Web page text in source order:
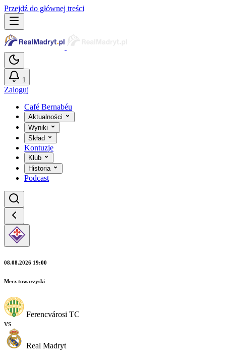
Przejdź do głównej treści
1
Zaloguj
Café Bernabéu
Aktualności
Wyniki
Skład
Kontuzje
Klub
Historia
Podcast
08.08.2026 19:00
Mecz towarzyski
Ferencvárosi TC
vs
Real Madryt